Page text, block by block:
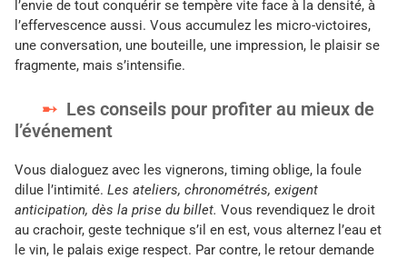
l’envie de tout conquérir se tempère vite face à la densité, à
l’effervescence aussi. Vous accumulez les micro-victoires,
une conversation, une bouteille, une impression, le plaisir se
fragmente, mais s’intensifie.
Les conseils pour profiter au mieux de
l’événement
Vous dialoguez avec les vignerons, timing oblige, la foule
dilue l’intimité. Les ateliers, chronométrés, exigent
anticipation, dès la prise du billet. Vous revendiquez le droit
au crachoir, geste technique s’il en est, vous alternez l’eau et
le vin, le palais exige respect. Par contre, le retour demande